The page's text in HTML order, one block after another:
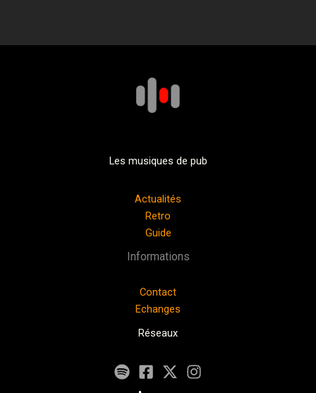
Les musiques de pub
Actualités
Retro
Guide
Informations
Contact
Echanges
Réseaux